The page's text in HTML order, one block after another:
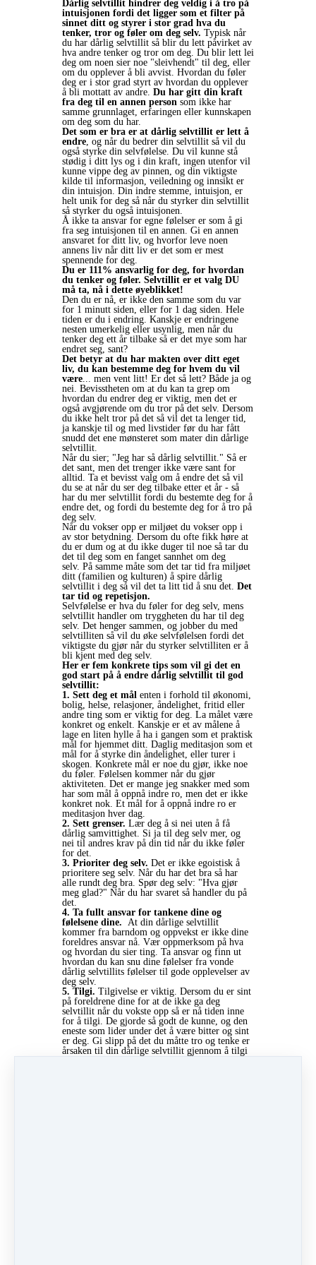
Dårlig selvtillit hindrer deg veldig i å tro på
intuisjonen fordi det ligger som et filter på
sinnet ditt og styrer i stor grad hva du
tenker, tror og føler om deg selv. Typisk når
du har dårlig selvtillit så blir du lett påvirket av
hva andre tenker og tror om deg. Du blir lett lei
deg om noen sier noe "sleivhendt" til deg, eller
om du opplever å bli avvist. Hvordan du føler
deg er i stor grad styrt av hvordan du opplever
å bli mottatt av andre. Du har gitt din kraft
fra deg til en annen person som ikke har
samme grunnlaget, erfaringen eller kunnskapen
om deg som du har.
Det som er bra er at dårlig selvtillit er lett å
endre , og når du bedrer din selvtillit så vil du
også styrke din selvfølelse. Du vil kunne stå
stødig i ditt lys og i din kraft, ingen utenfor vil
kunne vippe deg av pinnen, og din viktigste
kilde til informasjon, veiledning og innsikt er
din intuisjon. Din indre stemme, intuisjon, er
helt unik for deg så når du styrker din selvtillit
så styrker du også intuisjonen.
Å ikke ta ansvar for egne følelser er som å gi
fra seg intuisjonen til en annen. Gi en annen
ansvaret for ditt liv, og hvorfor leve noen
annens liv når ditt liv er det som er mest
spennende for deg.
Du er 111% ansvarlig for deg, for hvordan
du tenker og føler. Selvtillit er et valg DU
må ta, nå i dette øyeblikket!
Den du er nå, er ikke den samme som du var
for 1 minutt siden, eller for 1 dag siden. Hele
tiden er du i endring. Kanskje er endringene
nesten umerkelig eller usynlig, men når du
tenker deg ett år tilbake så er det mye som har
endret seg, sant?
Det betyr at du har makten over ditt eget
liv, du kan bestemme deg for hvem du vil
være ... men vent litt! Er det så lett? Både ja og
nei. Bevisstheten om at du kan ta grep om
hvordan du endrer deg er viktig, men det er
også avgjørende om du tror på det selv. Dersom
du ikke helt tror på det så vil det ta lenger tid,
ja kanskje til og med livstider før du har fått
snudd det ene mønsteret som mater din dårlige
selvtillit.
Når du sier; "Jeg har så dårlig selvtillit." Så er
det sant, men det trenger ikke være sant for
alltid. Ta et bevisst valg om å endre det så vil
du se at når du ser deg tilbake etter et år - så
har du mer selvtillit fordi du bestemte deg for å
endre det, og fordi du bestemte deg for å tro på
deg selv.
Når du vokser opp er miljøet du vokser opp i
av stor betydning. Dersom du ofte fikk høre at
du er dum og at du ikke duger til noe så tar du
det til deg som en fanget sannhet om deg
selv. På samme måte som det tar tid fra miljøet
ditt (familien og kulturen) å spire dårlig
selvtillit i deg så vil det ta litt tid å snu det. Det
tar tid og repetisjon.
Selvfølelse er hva du føler for deg selv, mens
selvtillit handler om tryggheten du har til deg
selv. Det henger sammen, og jobber du med
selvtilliten så vil du øke selvfølelsen fordi det
viktigste du gjør når du styrker selvtilliten er å
bli kjent med deg selv.
Her er fem konkrete tips som vil gi det en
god start på å endre dårlig selvtillit til god
selvtillit:
1. Sett deg et mål enten i forhold til økonomi,
bolig, helse, relasjoner, åndelighet, fritid eller
andre ting som er viktig for deg. La målet være
konkret og enkelt. Kanskje er et av målene å
lage en liten hylle å ha i gangen som et praktisk
mål for hjemmet ditt. Daglig meditasjon som et
mål for å styrke din åndelighet, eller turer i
skogen. Konkrete mål er noe du gjør, ikke noe
du føler. Følelsen kommer når du gjør
aktiviteten. Det er mange jeg snakker med som
har som mål å oppnå indre ro, men det er ikke
konkret nok. Et mål for å oppnå indre ro er
meditasjon hver dag.
2. Sett grenser. Lær deg å si nei uten å få
dårlig samvittighet. Si ja til deg selv mer, og
nei til andres krav på din tid når du ikke føler
for det.
3. Prioriter deg selv. Det er ikke egoistisk å
prioritere seg selv. Når du har det bra så har
alle rundt deg bra. Spør deg selv: "Hva gjør
meg glad?" Når du har svaret så handler du på
det.
4. Ta fullt ansvar for tankene dine og
følelsene dine. At din dårlige selvtillit
kommer fra barndom og oppvekst er ikke dine
foreldres ansvar nå. Vær oppmerksom på hva
og hvordan du sier ting. Ta ansvar og finn ut
hvordan du kan snu dine følelser fra vonde
dårlig selvtillits følelser til gode opplevelser av
deg selv.
5. Tilgi. Tilgivelse er viktig. Dersom du er sint
på foreldrene dine for at de ikke ga deg
selvtillit når du vokste opp så er nå tiden inne
for å tilgi. De gjorde så godt de kunne, og den
eneste som lider under det å være bitter og sint
er deg. Gi slipp på det du måtte tro og tenke er
årsaken til din dårlige selvtillit gjennom å tilgi